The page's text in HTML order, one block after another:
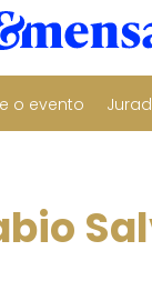
o evento